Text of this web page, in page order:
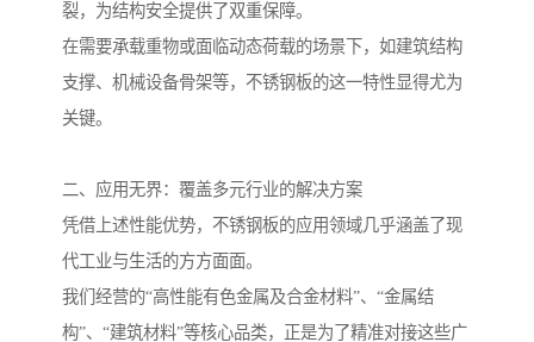
裂，为结构安全提供了双重保障。
在需要承载重物或面临动态荷载的场景下，如建筑结构
支撑、机械设备骨架等，不锈钢板的这一特性显得尤为
关键。
二、应用无界：覆盖多元行业的解决方案
凭借上述性能优势，不锈钢板的应用领域几乎涵盖了现
代工业与生活的方方面面。
我们经营的“高性能有色金属及合金材料”、“金属结
构”、“建筑材料”等核心品类，正是为了精准对接这些广